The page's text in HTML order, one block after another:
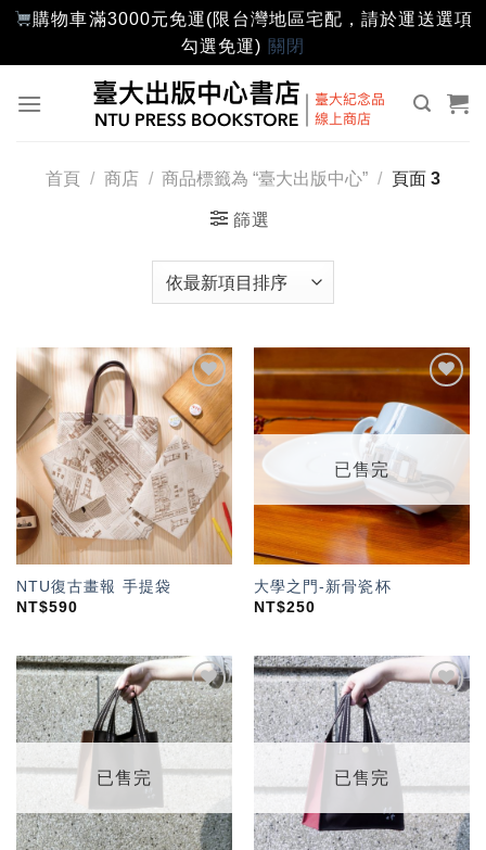
購物車滿3000元免運(限台灣地區宅配，請於運送選項
勾選免運) 關閉
首頁 / 商店 / 商品標籤為 “臺大出版中心” / 頁面 3
篩選
加入
「願
望輕
單」
NTU復古畫報 手提袋
NT$590
加入
「願
望輕
已售完
大學之門-新骨瓷杯
NT$250
加入
「願
望輕
已售完
加入
「願
望輕
已售完